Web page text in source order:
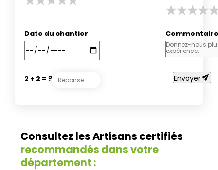
Date du chantier Commentaire
2 + 2 = ? Envoyersend
Consultez les Artisans certifiés
recommandés dans votre
département :